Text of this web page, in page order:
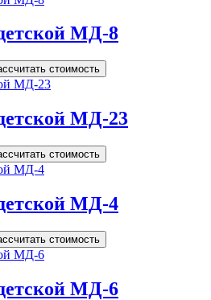
МД-8
стоимость
МД-23
стоимость
МД-4
стоимость
МД-6